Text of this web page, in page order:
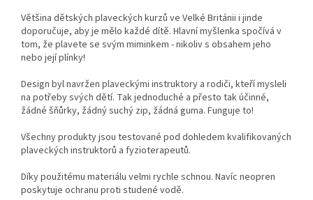
Většina dětských plaveckých kurzů ve Velké Británii i jinde
doporučuje, aby je mělo každé dítě. Hlavní myšlenka spočívá v
tom, že plavete se svým miminkem - nikoliv s obsahem jeho
nebo její plínky!
Design byl navržen plaveckými instruktory a rodiči, kteří mysleli
na potřeby svých dětí. Tak jednoduché a přesto tak účinné,
žádné šňůrky, žádný suchý zip, žádná guma. Funguje to!
Všechny produkty jsou testované pod dohledem kvalifikovaných
plaveckých instruktorů a fyzioterapeutů.
Díky použitému materiálu velmi rychle schnou. Navíc neopren
poskytuje ochranu proti studené vodě.